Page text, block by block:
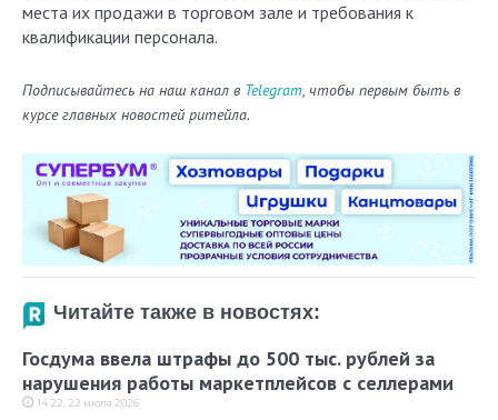
места их продажи в торговом зале и требования к
квалификации персонала.
Подписывайтесь на наш канал в Telegram, чтобы первым быть в
курсе главных новостей ритейла.
Читайте также в новостях:
Госдума ввела штрафы до 500 тыс. рублей за
нарушения работы маркетплейсов с селлерами
14:22, 22 июля 2026